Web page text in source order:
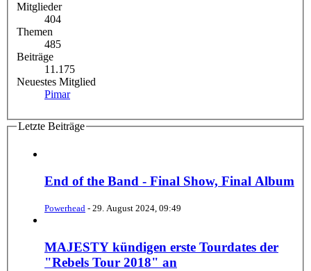
Mitglieder
404
Themen
485
Beiträge
11.175
Neuestes Mitglied
Pimar
Letzte Beiträge
End of the Band - Final Show, Final Album
Powerhead - 29. August 2024, 09:49
MAJESTY kündigen erste Tourdates der
"Rebels Tour 2018" an